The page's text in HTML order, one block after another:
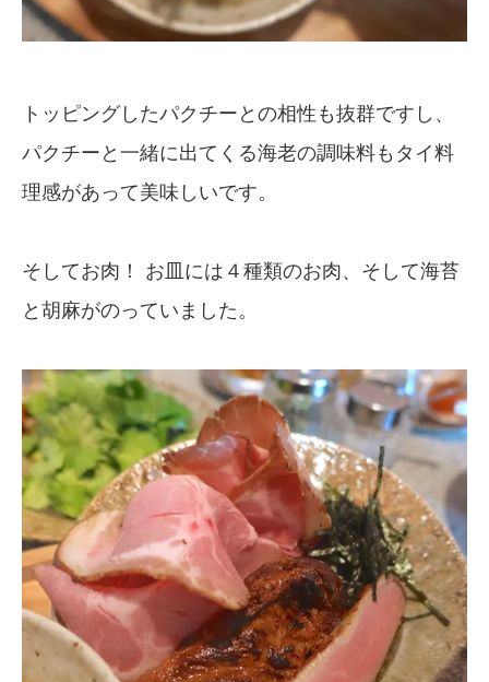
トッピングしたパクチーとの相性も抜群ですし、
パクチーと一緒に出てくる海老の調味料もタイ料
理感があって美味しいです。
そしてお肉！ お皿には４種類のお肉、そして海苔
と胡麻がのっていました。